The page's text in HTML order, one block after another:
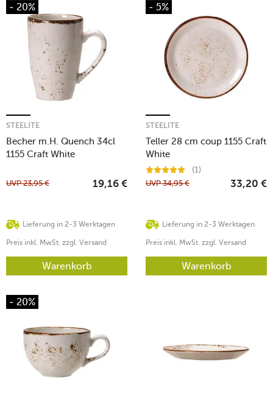
- 20%
Becher m.H. Quench 34cl
1155 Craft White
STEELITE
Lieferung in 2-3 Werktagen
UVP23,95 € 19,16 €
Preis inkl. MwSt. zzgl. Versand
Warenkorb
- 5%
Teller 28 cm coup 1155 Craft
White
STEELITE
(1)
Lieferung in 2-3 Werktagen
UVP34,95 € 33,20 €
Preis inkl. MwSt. zzgl. Versand
Warenkorb
- 20%